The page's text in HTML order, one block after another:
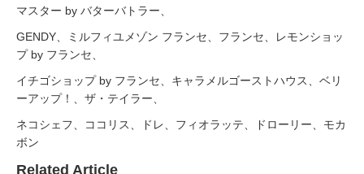
マスター by バターバトラー、
GENDY、ミルフィユメゾン フランセ、フランセ、レモンショッ
プ by フランセ、
イチゴショップ by フランセ、キャラメルゴーストハウス、ベリ
ーアップ！、ザ・テイラー、
ネコシェフ、ココリス、ドレ、フィオラッテ、ドローリー、モカ
ボン
Related Article